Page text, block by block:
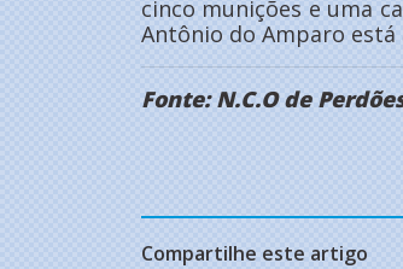
cinco munições e uma
Antônio do Amparo
Fonte: N.C.O de
Compartilhe este artigo